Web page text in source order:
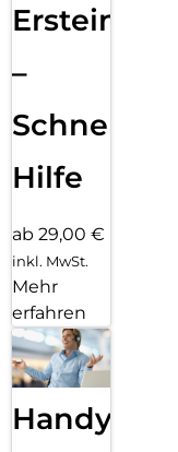
–
Schnelle
Hilfe
ab 29,00 €
inkl. MwSt.
Mehr
erfahren
Handy